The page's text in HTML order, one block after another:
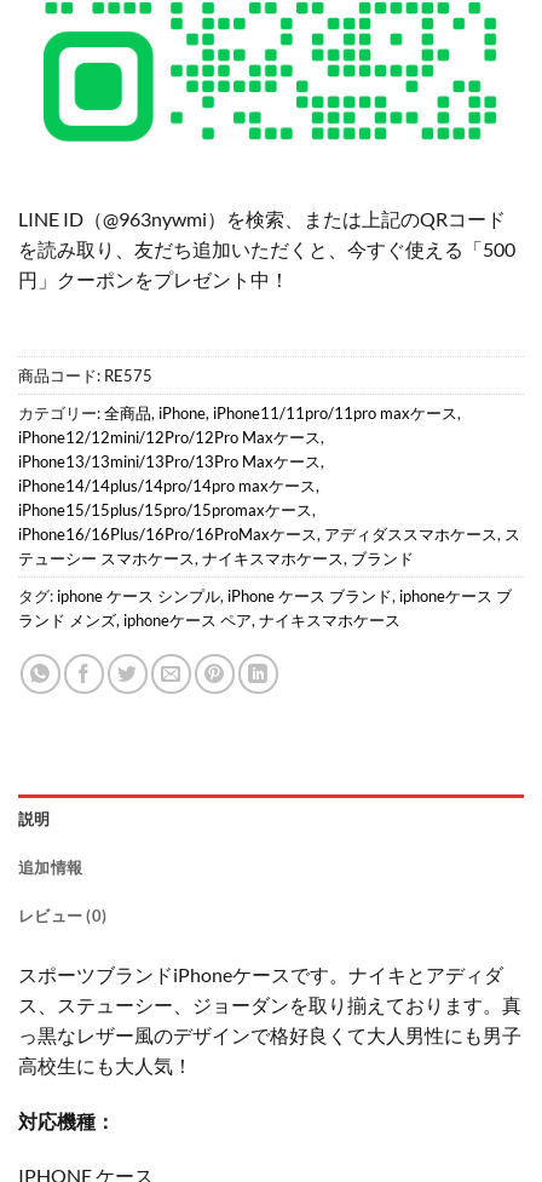
LINE ID（@963nywmi）を検索、または上記のQRコード
を読み取り、友だち追加いただくと、今すぐ使える「500
円」クーポンをプレゼント中！
商品コード: RE575
カテゴリー:全商品, iPhone, iPhone11/11pro/11pro maxケース,
iPhone12/12mini/12Pro/12Pro Maxケース,
iPhone13/13mini/13Pro/13Pro Maxケース,
iPhone14/14plus/14pro/14pro maxケース,
iPhone15/15plus/15pro/15promaxケース,
iPhone16/16Plus/16Pro/16ProMaxケース, アディダススマホケース, ス
テューシー スマホケース, ナイキスマホケース, ブランド
タグ: iphone ケース シンプル, iPhone ケース ブランド, iphoneケース ブ
ランド メンズ, iphoneケース ペア, ナイキスマホケース
説明
追加情報
レビュー (0)
スポーツブランドiPhoneケースです。ナイキとアディダ
ス、ステューシー、ジョーダンを取り揃えております。真
っ黒なレザー風のデザインで格好良くて大人男性にも男子
高校生にも大人気！
対応機種：
IPHONE ケース